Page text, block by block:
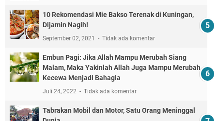
10 Rekomendasi Mie Bakso Terenak di Kuningan,
Dijamin Nagih!
September 02, 2021 Tidak ada komentar
Embun Pagi: Jika Allah Mampu Merubah Siang
Malam, Maka Yakinlah Allah Juga Mampu Merubah
Kecewa Menjadi Bahagia
Juli 24, 2022 Tidak ada komentar
Tabrakan Mobil dan Motor, Satu Orang Meninggal